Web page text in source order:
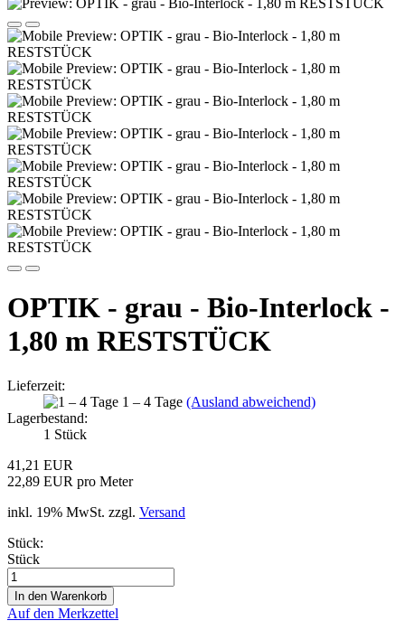
OPTIK - grau - Bio-Interlock -
1,80 m RESTSTÜCK
Lieferzeit:
1 – 4 Tage (Ausland abweichend)
Lagerbestand:
1 Stück
41,21 EUR
22,89 EUR pro Meter
inkl. 19% MwSt. zzgl. Versand
Stück:
Stück
Auf den Merkzettel